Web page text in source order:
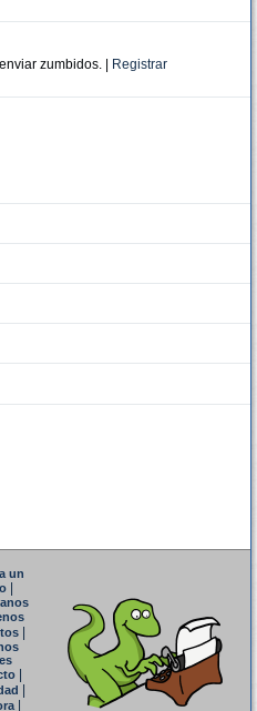
zumbidos. | Registrar
un
|
|
|